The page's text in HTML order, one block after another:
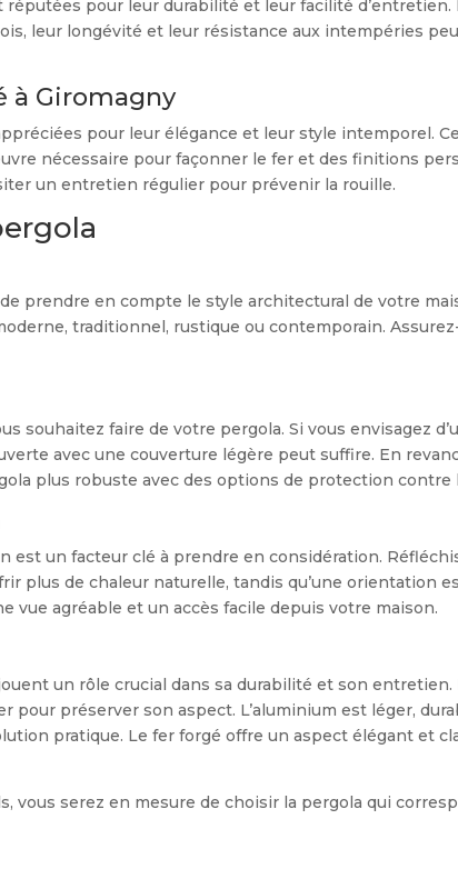
pour leur durabilité et leur facilité
leur longévité et leur résistance aux intempéries
à Giromagny
pour leur élégance et leur style intemporel.
nécessaire pour façonner le fer et des finitions
un entretien régulier pour prévenir la rouille.
prendre en compte le style architectural de votre
traditionnel, rustique ou contemporain.
souhaitez faire de votre pergola. Si vous envisagez
avec une couverture légère peut suffire. En
plus robuste avec des options de protection
est un facteur clé à prendre en considération.
plus de chaleur naturelle, tandis qu’une orientation
vue agréable et un accès facile depuis votre maison.
un rôle crucial dans sa durabilité et son
préserver son aspect. L’aluminium est léger,
pratique. Le fer forgé offre un aspect élégant et
serez en mesure de choisir la pergola qui